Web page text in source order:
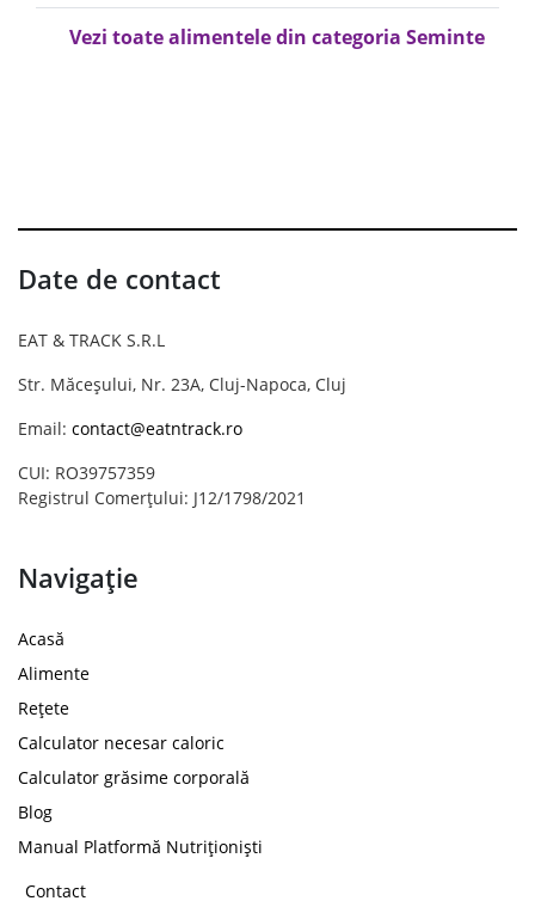
Vezi toate alimentele din categoria Seminte
Date de contact
EAT & TRACK S.R.L
Str. Măceșului, Nr. 23A, Cluj-Napoca, Cluj
Email: contact@eatntrack.ro
CUI: RO39757359
Registrul Comerțului: J12/1798/2021
Navigație
Acasă
Alimente
Rețete
Calculator necesar caloric
Calculator grăsime corporală
Blog
Manual Platformă Nutriționiști
Contact